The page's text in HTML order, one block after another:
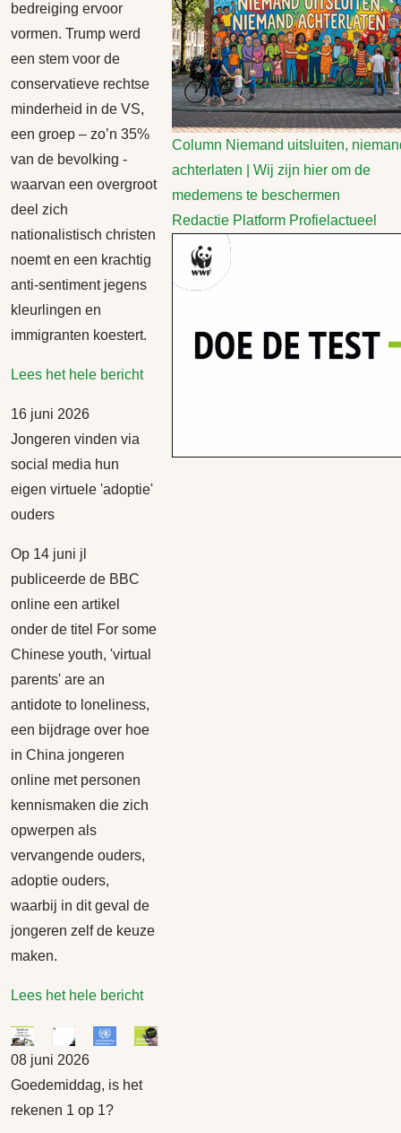
bedreiging ervoor
vormen. Trump werd
een stem voor de
conservatieve rechtse
minderheid in de VS,
een groep – zo’n 35%
van de bevolking -
waarvan een overgroot
deel zich
nationalistisch christen
noemt en een krachtig
anti-sentiment jegens
kleurlingen en
immigranten koestert.
Lees het hele bericht
16 juni 2026
Jongeren vinden via
social media hun
eigen virtuele 'adoptie'
ouders
Op 14 juni jl
publiceerde de BBC
online een artikel
onder de titel For some
Chinese youth, 'virtual
parents' are an
antidote to loneliness,
een bijdrage over hoe
in China jongeren
online met personen
kennismaken die zich
opwerpen als
vervangende ouders,
adoptie ouders,
waarbij in dit geval de
jongeren zelf de keuze
maken.
Lees het hele bericht
08 juni 2026
Goedemiddag, is het
rekenen 1 op 1?
Column Niemand uitsluiten,
achterlaten | Wij zijn hier om de
medemens te beschermen
Redactie Platform Profielactueel